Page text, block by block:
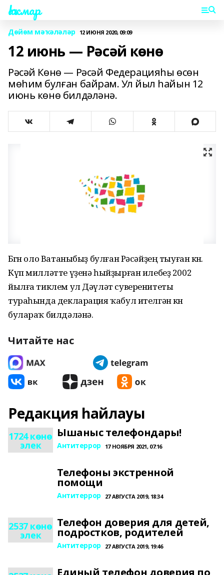
Һаҡмар
Дөйөм мәҡәләләр 12 ИЮНЯ 2020, 09:09
12 июнь — Рәсәй көнө
Рәсәй Көнө ― Рәсәй Федерацияһы өсөн
мөһим булған байрам. Ул йыл һайын 12
июнь көнө билдәләнә.
Бөгөн оло Ватаныбыҙ булған Рәсәйҙең тыуған көнө.
Күп милләтте үҙенә һыйҙырған илебеҙ 2002
йылға тиклем ул Дәүләт суверенитеты
тураһында декларация ҡабул ителгән көн
булараҡ билдәләнә.
Читайте нас
Редакция һайлауы
1724 көнө
элек
Ышаныс телефондары!
Антитеррор 17 НОЯБРЯ 2021, 07:16
Телефоны экстренной
помощи
Антитеррор 27 АВГУСТА 2019, 18:34
2537 көнө
элек
Телефон доверия для детей,
подростков, родителей
Антитеррор 27 АВГУСТА 2019, 19:46
Единый телефон доверия по